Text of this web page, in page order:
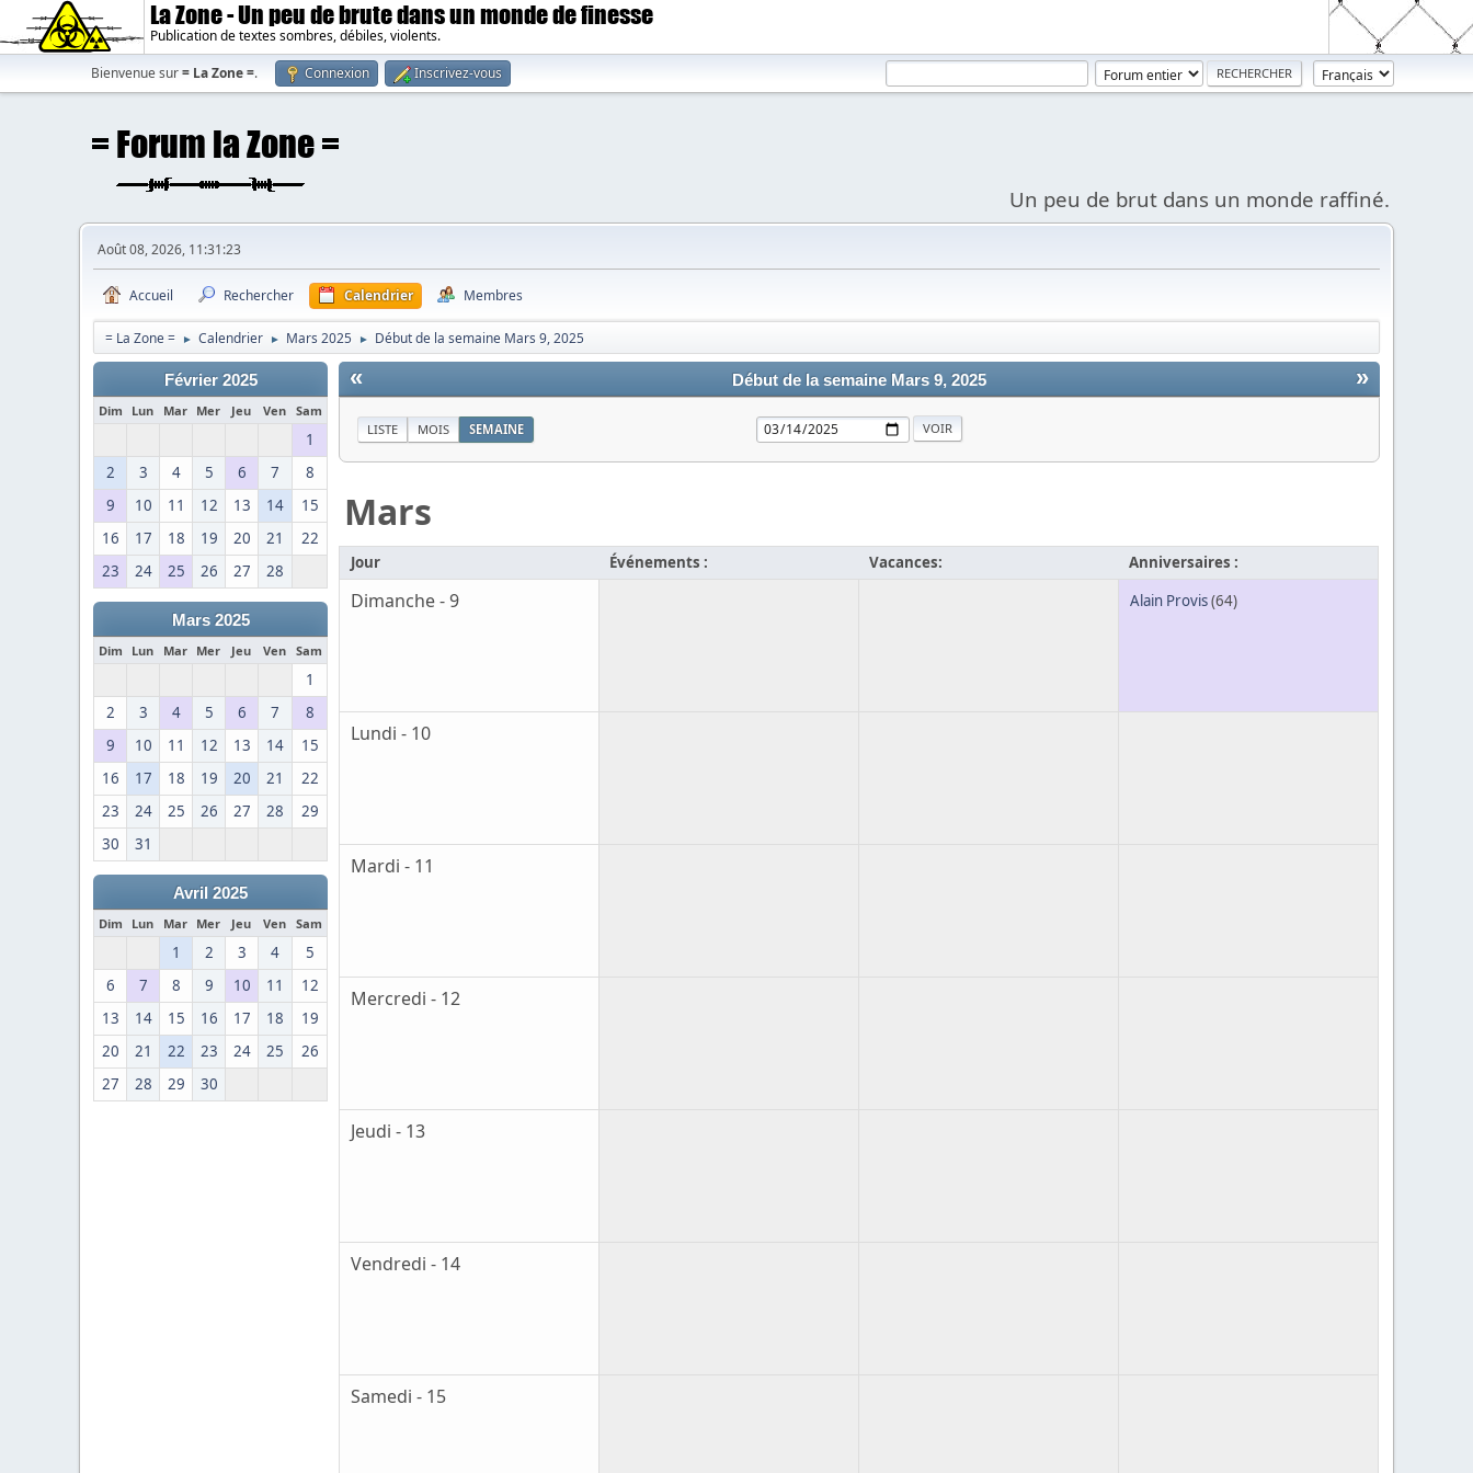
La Zone - Un peu de brute dans un monde de finesse
Publication de textes sombres, débiles, violents.
Bienvenue sur= La Zone =. Connexion Inscrivez-vous
Un peu de brut dans un monde raffiné.
Août 08, 2026, 11:31:23
Accueil Rechercher Calendrier Membres
= La Zone = ► Calendrier ► Mars 2025 ► Début de la semaine Mars 9, 2025
Février 2025
Dim Lun Mar Mer Jeu Ven Sam
1
2
3 4 5 6 7
8
9
10 11 12 13 14
15
16
17 18 19 20 21
22
23
24 25 26 27 28
Mars 2025
Dim Lun Mar Mer Jeu Ven Sam
1
2
3 4 5 6 7
8
9
10 11 12 13 14
15
16
17 18 19 20 21
22
23
24 25 26 27 28
29
30
31
Avril 2025
Dim Lun Mar Mer Jeu Ven Sam
1 2 3 4
5
6
7 8 9 10 11
12
13
14 15 16 17 18
19
20
21 22 23 24 25
26
27
28 29 30
« »
Début de la semaine Mars 9, 2025
LISTE MOIS SEMAINE
Mars
Jour Événements : Vacances: Anniversaires :
Dimanche - 9 Alain Provis(64)
Lundi - 10
Mardi - 11
Mercredi - 12
Jeudi - 13
Vendredi - 14
Samedi - 15